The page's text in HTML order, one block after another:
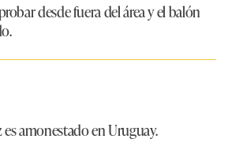
desde fuera del área y el balón
amonestado en Uruguay.